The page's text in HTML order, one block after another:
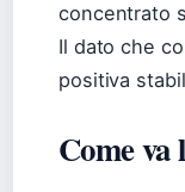
concentrato
Il dato che
positiva
Come va